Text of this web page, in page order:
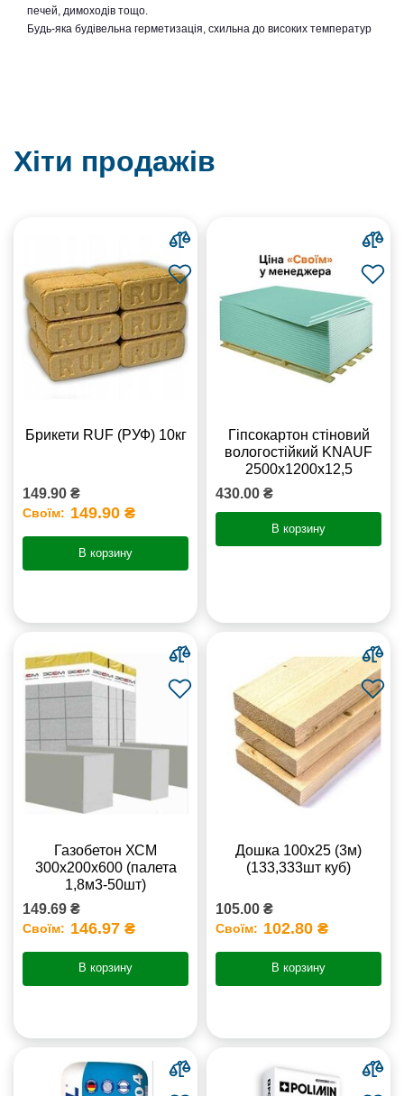
печей, димоходів тощо.
Будь-яка будівельна герметизація, схильна до високих температур
Хіти продажів
Брикети RUF (РУФ) 10кг
149.90 ₴
Своїм: 149.90 ₴
В корзину
Гіпсокартон стіновий
вологостійкий KNAUF
2500х1200х12,5
430.00 ₴
В корзину
Газобетон ХСМ
300x200x600 (палета
1,8м3-50шт)
149.69 ₴
Своїм: 146.97 ₴
В корзину
Дошка 100х25 (3м)
(133,333шт куб)
105.00 ₴
Своїм: 102.80 ₴
В корзину